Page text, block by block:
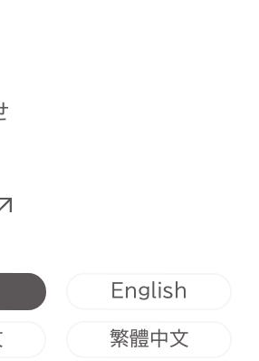
English
繁體中文